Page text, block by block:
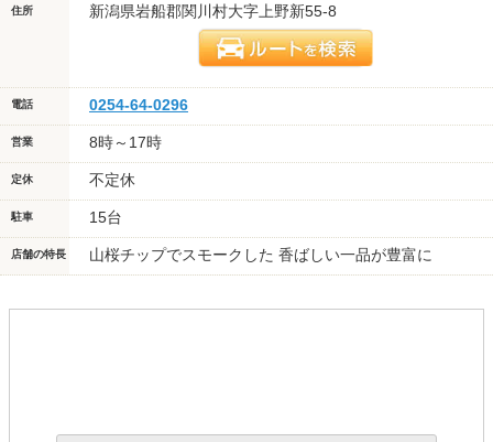
住所 新潟県岩船郡関川村大字上野新55-8
電話 0254-64-0296
営業 8時～17時
定休 不定休
駐車 15台
店舗の特長 山桜チップでスモークした 香ばしい一品が豊富に